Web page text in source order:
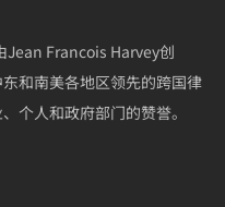
Jean Francois Harvey创
和南美各地区领先的跨国律
个人和政府部门的赞誉。